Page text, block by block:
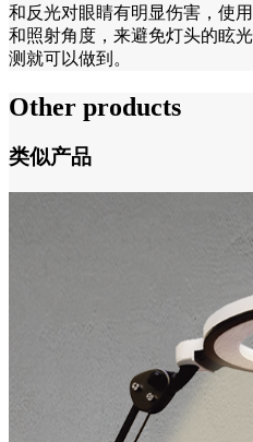
和反光对眼睛有明显伤害，使
和照射角度，来避免灯头的眩
测就可以做到。
Other products
类似产品